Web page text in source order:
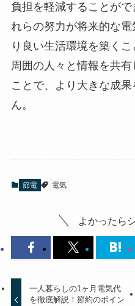
負担を軽減することが
れらの努力が将来的な
り良い生活環境を築くこ
周囲の人々と情報を共
ことで、より大きな成
ん。
節電 電気
よかったら
一人暮らしの1ヶ月電気代
を徹底解説！節約のポイン